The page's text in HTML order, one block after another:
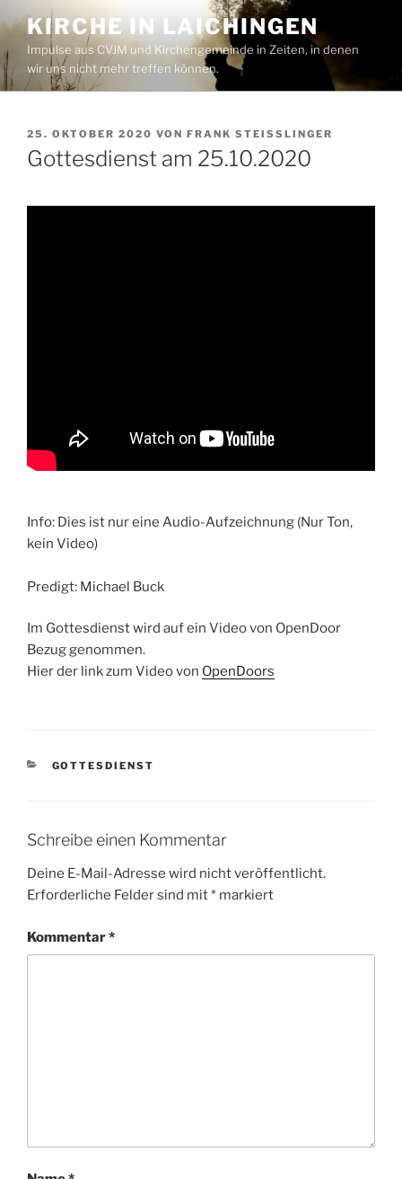
Inhalt
springen
KIRCHE IN LAICHINGEN
Impulse aus CVJM und Kirchengemeinde in Zeiten, in denen
wir uns nicht mehr treffen können.
VERÖFFENTLICHT
AM
25. OKTOBER 2020 VON FRANK STEISSLINGER
Gottesdienst am 25.10.2020
Info: Dies ist nur eine Audio-Aufzeichnung (Nur Ton,
kein Video)
Predigt: Michael Buck
Im Gottesdienst wird auf ein Video von OpenDoor
Bezug genommen.
Hier der link zum Video von OpenDoors
KATEGORIEN
GOTTESDIENST
Schreibe einen Kommentar
Deine E-Mail-Adresse wird nicht veröffentlicht.
Erforderliche Felder sind mit* markiert
Kommentar*